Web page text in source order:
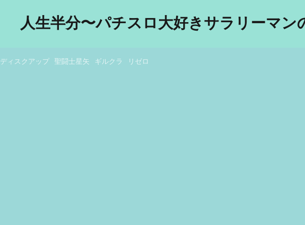
人生半分〜パチスロ大好きサラリーマン
ディスクアップ 聖闘士星矢 ギルクラ リゼロ